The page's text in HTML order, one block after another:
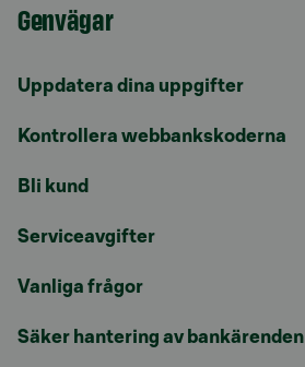
Genvägar
Uppdatera dina uppgifter
Kontrollera webbankskoderna
Bli kund
Serviceavgifter
Vanliga frågor
Säker hantering av bankärenden